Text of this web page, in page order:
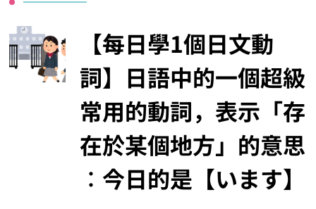
【每日學1個日文動
詞】日語中的一個超級
常用的動詞，表示「存
在於某個地方」的意思
︰今日的是【います】